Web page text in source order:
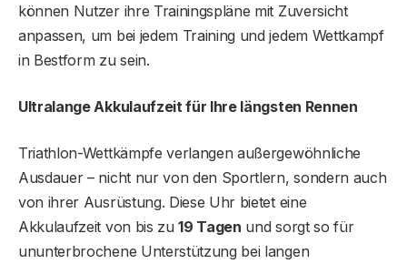
können Nutzer ihre Trainingspläne mit Zuversicht
anpassen, um bei jedem Training und jedem Wettkampf
in Bestform zu sein.
Ultralange Akkulaufzeit für Ihre längsten Rennen
Triathlon-Wettkämpfe verlangen außergewöhnliche
Ausdauer – nicht nur von den Sportlern, sondern auch
von ihrer Ausrüstung. Diese Uhr bietet eine
Akkulaufzeit von bis zu19 Tagen und sorgt so für
ununterbrochene Unterstützung bei langen